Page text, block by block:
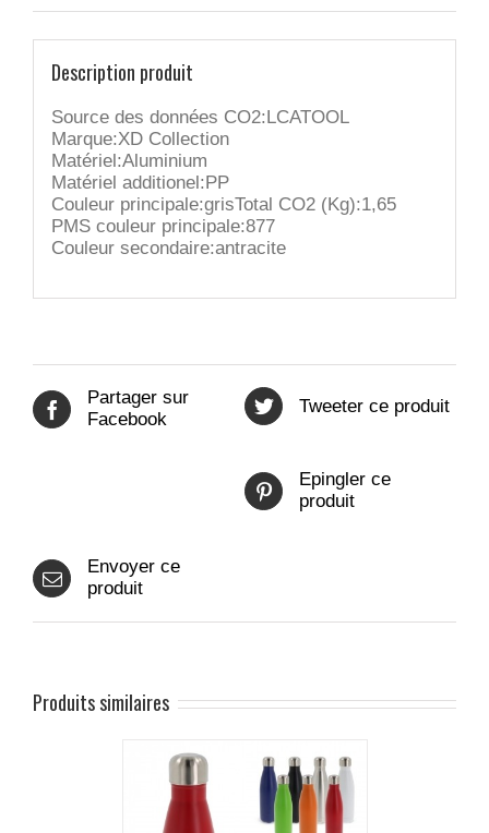
Description produit
Source des données CO2:LCATOOL
Marque:XD Collection
Matériel:Aluminium
Matériel additionel:PP
Couleur principale:grisTotal CO2 (Kg):1,65
PMS couleur principale:877
Couleur secondaire:antracite
Partager sur
Facebook
Tweeter ce produit
Epingler ce
produit
Envoyer ce
produit
Produits similaires